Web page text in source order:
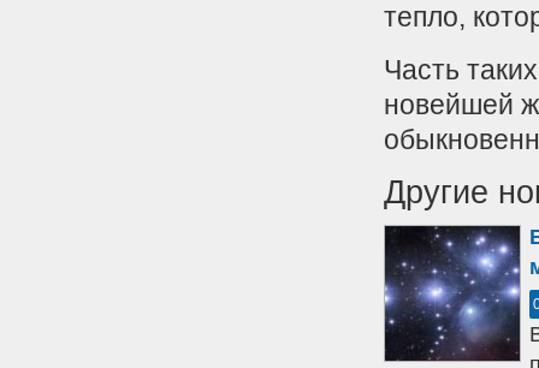
тепло,
Часть
новейшей
Другие